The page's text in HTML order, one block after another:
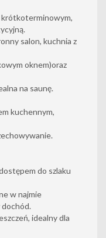
krótkoterminowym,
salon, kuchnia z
oknem)oraz
na saunę.
kuchennym,
do szlaku
w najmie
idealny dla